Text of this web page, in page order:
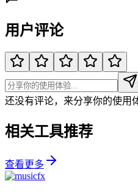
用户评论
还没有评论，来分享你的使用
相关工具推荐
查看更多